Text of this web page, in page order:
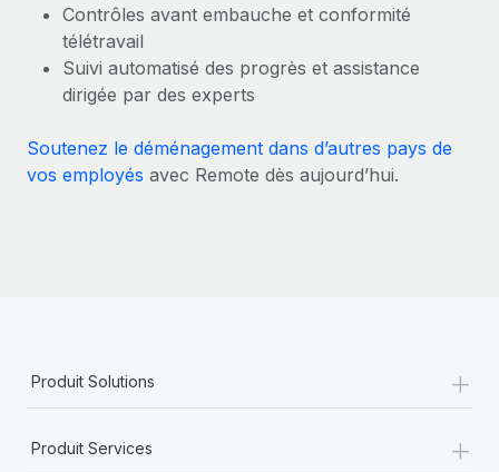
Contrôles avant embauche et conformité
télétravail
Suivi automatisé des progrès et assistance
dirigée par des experts
Soutenez le déménagement dans d’autres pays de
vos employés avec Remote dès aujourd’hui.
Produit Solutions +
Produit Services +